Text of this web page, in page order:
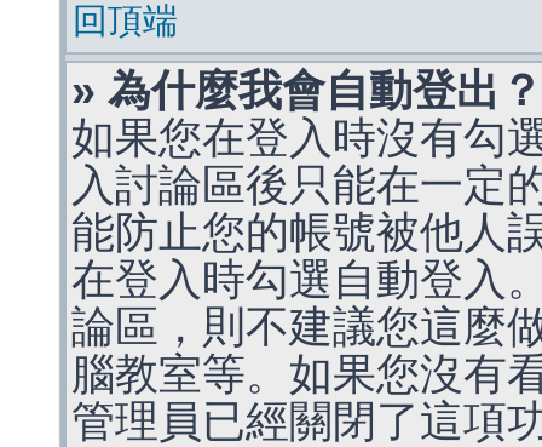
回頂端
» 為什麼我會自動登出？
如果您在登入時沒有勾
入討論區後只能在一定
能防止您的帳號被他人
在登入時勾選自動登入
論區，則不建議您這麼
腦教室等。如果您沒有
管理員已經關閉了這項